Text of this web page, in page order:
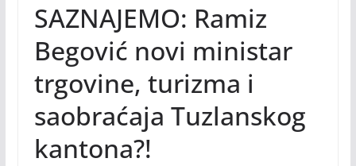
SAZNAJEMO: Ramiz
Begović novi ministar
trgovine, turizma i
saobraćaja Tuzlanskog
kantona?!